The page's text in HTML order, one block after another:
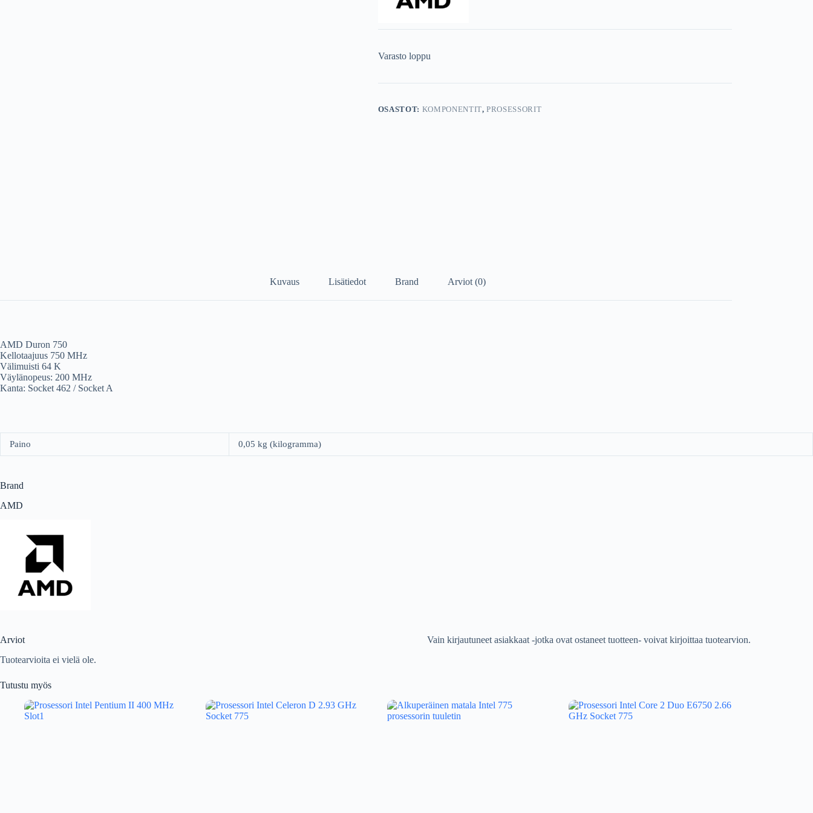
Varasto loppu
OSASTOT: KOMPONENTIT,PROSESSORIT
Kuvaus Lisätiedot Brand Arviot (0)
AMD Duron 750
Kellotaajuus 750 MHz
Välimuisti 64 K
Väylänopeus: 200 MHz
Kanta: Socket 462 / Socket A
Paino 0,05 kg (kilogramma)
Brand
AMD
Arviot
Tuotearvioita ei vielä ole.
Vain kirjautuneet asiakkaat -jotka ovat ostaneet tuotteen- voivat kirjoittaa tuotearvion.
Tutustu myös